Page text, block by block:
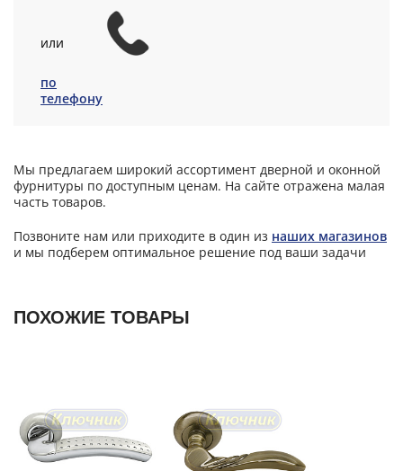
или
по
телефону
Мы предлагаем широкий ассортимент дверной и оконной
фурнитуры по доступным ценам. На сайте отражена малая
часть товаров.
Позвоните нам или приходите в один из наших магазинов
и мы подберем оптимальное решение под ваши задачи
ПОХОЖИЕ ТОВАРЫ